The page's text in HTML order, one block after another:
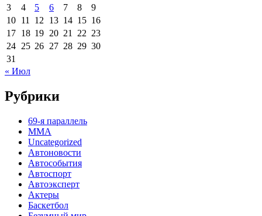
3
4 5 6 7 8
9
10 11 12 13 14 15 16
17 18 19 20 21 22 23
24 25 26 27 28 29 30
31
« Июл
Рубрики
69-я параллель
MMA
Uncategorized
Автоновости
Автособытия
Автоспорт
Автоэксперт
Актеры
Баскетбол